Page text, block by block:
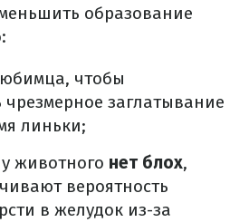
образование
, чтобы
чрезмерное заглатывание
линьки;
животного нет блох,
вероятность
в желудок из-за